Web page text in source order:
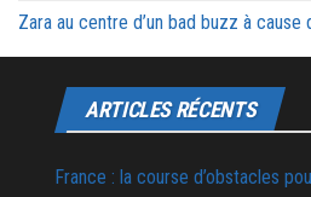
Zara au centre d’un bad buzz à cause
ARTICLES RÉCENTS
France : la course d’obstacles